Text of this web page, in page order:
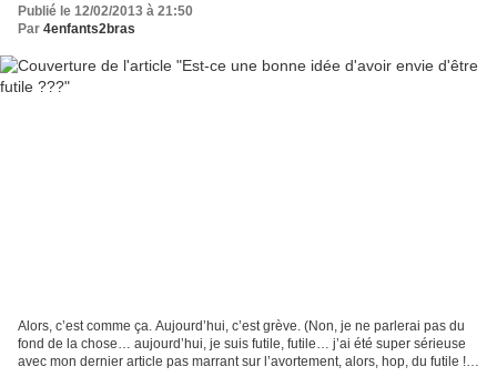
Publié le 12/02/2013 à 21:50
Par 4enfants2bras
Alors, c’est comme ça. Aujourd’hui, c’est grève. (Non, je ne parlerai pas du
fond de la chose… aujourd’hui, je suis futile, futile… j’ai été super sérieuse
avec mon dernier article pas marrant sur l’avortement, alors, hop, du futile !)